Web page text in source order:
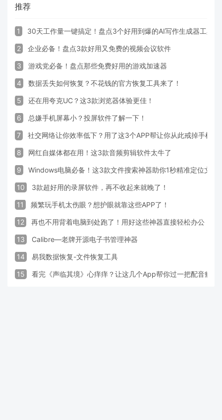
推荐
1 30天工作量一键搞定！盘点3个好用到爆的AI写作生成器工具
2 企业必备！盘点3款好用又免费的视频会议软件
3 游戏党必备！盘点那些免费好用的游戏加速器
4 数据丢失如何恢复？不花钱的官方恢复工具来了！
5 还在用夸克UC？这3款浏览器体验更佳！
6 总嫌手机屏幕小？投屏软件了解一下！
7 社交网络让你效率低下？用了这3个APP帮让你从此戒掉手机！
8 网红自媒体都在用！这3款音频剪辑软件太牛了
9 Windows电脑必备！这3款文件搜索神器助你1秒精准定位文件
10 3款超好用的录屏软件，再不收起来就晚了！
11 频繁玩手机太伤眼？想护眼就靠这些APP了！
12 再也不用背着电脑到处跑了！用好这些神器直接轻松办公
13 Calibre—老牌开源电子书管理神器
14 易我数据恢复-文件恢复工具
15 看完《声临其境》心痒痒？让这几个App帮你过一把配音瘾